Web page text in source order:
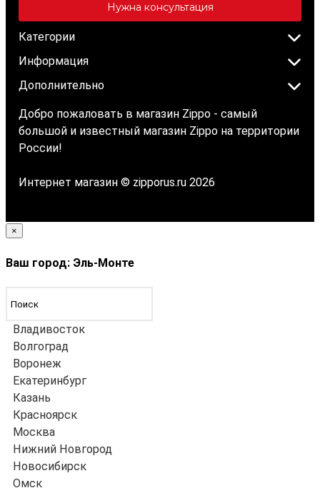
Нужна консультация
Категории
Информация
Дополнительно
Добро пожаловать в магазин Zippo - самый
большой и известный магазин Zippo на территории
России!
Интернет магазин © zipporus.ru 2026
×
Ваш город: Эль-Монте
Владивосток
Волгоград
Воронеж
Екатеринбург
Казань
Красноярск
Москва
Нижний Новгород
Новосибирск
Омск